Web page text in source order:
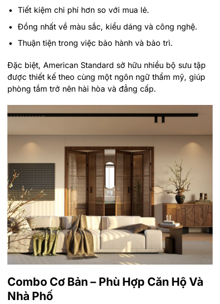
Tiết kiệm chi phí hơn so với mua lẻ.
Đồng nhất về màu sắc, kiểu dáng và công nghệ.
Thuận tiện trong việc bảo hành và bảo trì.
Đặc biệt, American Standard sở hữu nhiều bộ sưu tập
được thiết kế theo cùng một ngôn ngữ thẩm mỹ, giúp
phòng tắm trở nên hài hòa và đẳng cấp.
Combo Cơ Bản – Phù Hợp Căn Hộ Và
Nhà Phố